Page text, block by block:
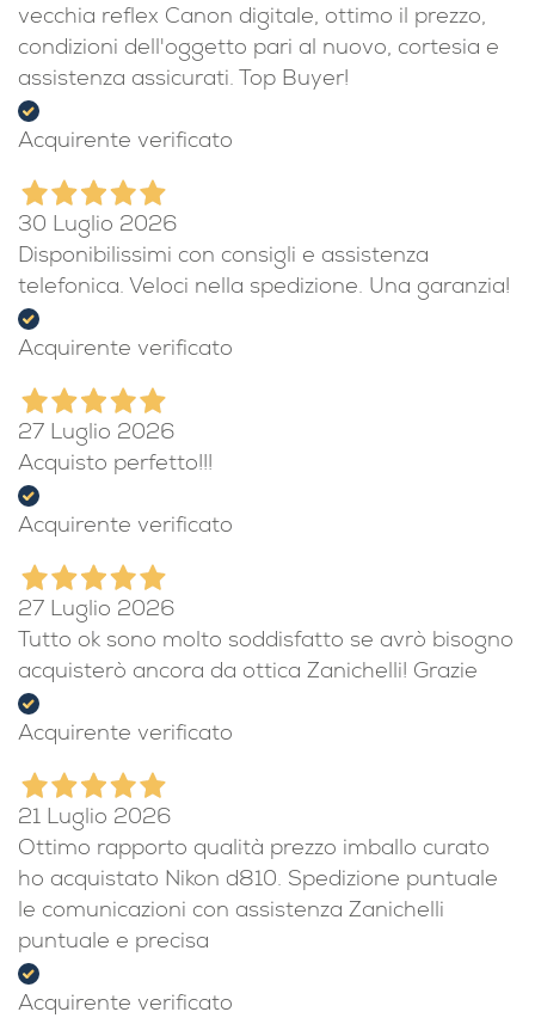
vecchia reflex Canon digitale, ottimo il prezzo,
condizioni dell'oggetto pari al nuovo, cortesia e
assistenza assicurati. Top Buyer!
Acquirente verificato
30 Luglio 2026
Disponibilissimi con consigli e assistenza
telefonica. Veloci nella spedizione. Una garanzia!
Acquirente verificato
27 Luglio 2026
Acquisto perfetto!!!
Acquirente verificato
27 Luglio 2026
Tutto ok sono molto soddisfatto se avrò bisogno
acquisterò ancora da ottica Zanichelli! Grazie
Acquirente verificato
21 Luglio 2026
Ottimo rapporto qualità prezzo imballo curato
ho acquistato Nikon d810. Spedizione puntuale
le comunicazioni con assistenza Zanichelli
puntuale e precisa
Acquirente verificato